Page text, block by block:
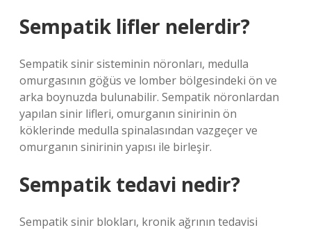
Sempatik lifler nelerdir?
Sempatik sinir sisteminin nöronları, medulla
omurgasının göğüs ve lomber bölgesindeki ön ve
arka boynuzda bulunabilir. Sempatik nöronlardan
yapılan sinir lifleri, omurganın sinirinin ön
köklerinde medulla spinalasından vazgeçer ve
omurganın sinirinin yapısı ile birleşir.
Sempatik tedavi nedir?
Sempatik sinir blokları, kronik ağrının tedavisi